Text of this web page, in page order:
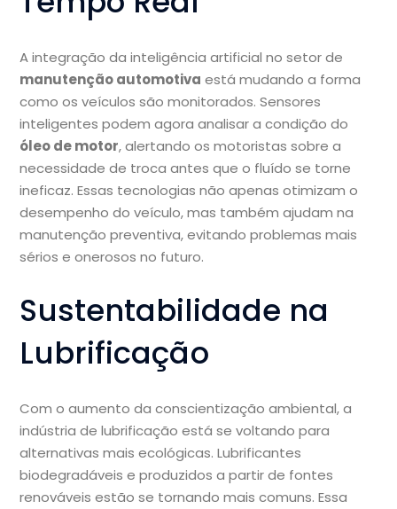
A integração da inteligência artificial no setor de
manutenção automotiva está mudando a forma
como os veículos são monitorados. Sensores
inteligentes podem agora analisar a condição do
óleo de motor, alertando os motoristas sobre a
necessidade de troca antes que o fluído se torne
ineficaz. Essas tecnologias não apenas otimizam o
desempenho do veículo, mas também ajudam na
manutenção preventiva, evitando problemas mais
sérios e onerosos no futuro.
Sustentabilidade na
Lubrificação
Com o aumento da conscientização ambiental, a
indústria de lubrificação está se voltando para
alternativas mais ecológicas. Lubrificantes
biodegradáveis e produzidos a partir de fontes
renováveis estão se tornando mais comuns. Essa